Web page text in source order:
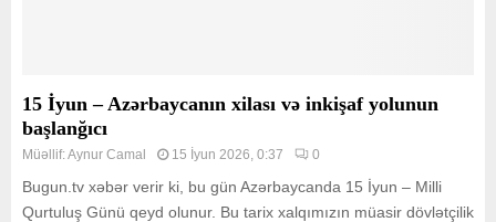
15 İyun – Azərbaycanın xilası və inkişaf yolunun
başlanğıcı
Müəllif:Aynur Camal 15 İyun 2026, 0:37 0
Bugun.tv xəbər verir ki, bu gün Azərbaycanda 15 İyun – Milli
Qurtuluş Günü qeyd olunur. Bu tarix xalqımızın müasir dövlətçilik